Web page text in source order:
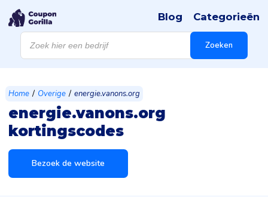
Producten
zoeken Zoeken
Blog Categorieën
Home / Overige / energie.vanons.org
energie.vanons.org
kortingscodes
Bezoek de website